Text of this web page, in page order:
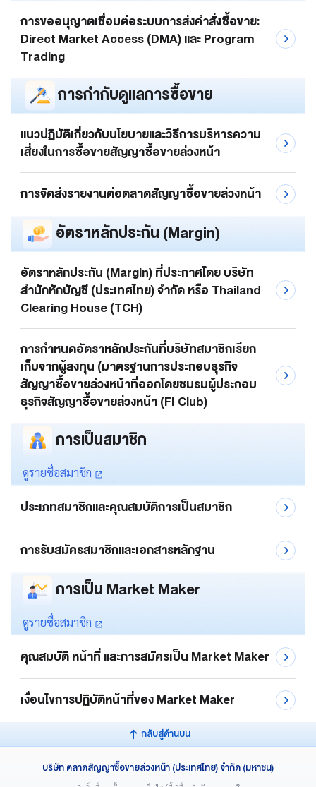
การขออนุญาตเชื่อมต่อระบบการส่งคำสั่งซื้อขาย:
Direct Market Access (DMA) และ Program
Trading
การกำกับดูแลการซื้อขาย
แนวปฏิบัติเกี่ยวกับนโยบายและวิธีการบริหารความ
เสี่ยงในการซื้อขายสัญญาซื้อขายล่วงหน้า
การจัดส่งรายงานต่อตลาดสัญญาซื้อขายล่วงหน้า
อัตราหลักประกัน (Margin)
อัตราหลักประกัน (Margin) ที่ประกาศโดย บริษัท
สำนักหักบัญชี (ประเทศไทย) จำกัด หรือ Thailand
Clearing House (TCH)
การกำหนดอัตราหลักประกันที่บริษัทสมาชิกเรียก
เก็บจากผู้ลงทุน (มาตรฐานการประกอบธุรกิจ
สัญญาซื้อขายล่วงหน้าที่ออกโดยชมรมผู้ประกอบ
ธุรกิจสัญญาซื้อขายล่วงหน้า (FI Club)
การเป็นสมาชิก
ดูรายชื่อสมาชิก
ประเภทสมาชิกและคุณสมบัติการเป็นสมาชิก
การรับสมัครสมาชิกและเอกสารหลักฐาน
การเป็น Market Maker
ดูรายชื่อสมาชิก
คุณสมบัติ หน้าที่ และการสมัครเป็น Market Maker
เงื่อนไขการปฏิบัติหน้าที่ของ Market Maker
กลับสู่ด้านบน
บริษัท ตลาดสัญญาซื้อขายล่วงหน้า (ประเทศไทย) จำกัด (มหาชน)